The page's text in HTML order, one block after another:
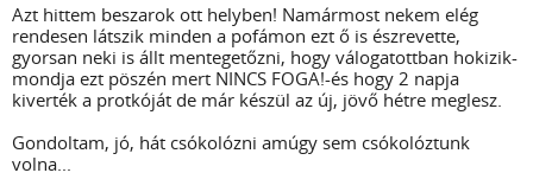
Azt hittem beszarok ott helyben! Namármost nekem elég
rendesen látszik minden a pofámon ezt ő is észrevette,
gyorsan neki is állt mentegetőzni, hogy válogatottban hokizik-
mondja ezt pöszén mert NINCS FOGA!-és hogy 2 napja
kiverték a protkóját de már készül az új, jövő hétre meglesz.
Gondoltam, jó, hát csókolózni amúgy sem csókolóztunk
volna...